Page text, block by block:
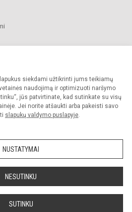
siekdami užtikrinti jums teikiamų
naudojimą ir optimizuoti naršymo
jūs patvirtinate, kad sutinkate su visų
Jei norite atšaukti arba pakeisti savo
slapukų valdymo puslapyje.
NUSTATYMAI
NESUTINKU
SUTINKU
„Saulutė“. Visos teisės saugomos.
administracijos sutikimo griežtai draudžiama.
Slapukų valdymas